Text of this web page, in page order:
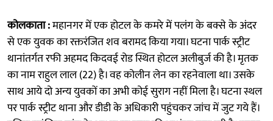
कोलकाता :महानगर में एक होटल के कमरे में पलंग के बक्से के अंदर
से एक युवक का रक्तरंजित शव बरामद किया गया। घटना पार्क स्ट्रीट
थानांतर्गत रफी अहमद किदवई रोड स्थित होटल अलीबुर्ज की है। मृतक
का नाम राहुल लाल (22) है। वह कोलीन लेन का रहनेवाला था। उसके
साथ आये दो अन्य युवकों का अभी कोई सुराग नहीं मिला है। घटना स्थल
पर पार्क स्ट्रीट थाना और डीडी के अधिकारी पहुंचकर जांच में जुट गये हैं।